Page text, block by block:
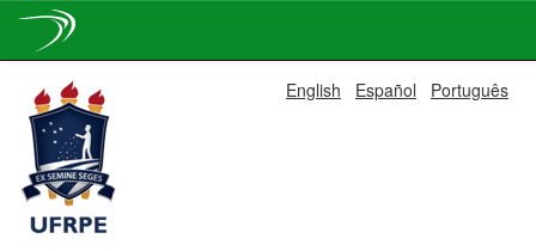
navigation
English Español Português